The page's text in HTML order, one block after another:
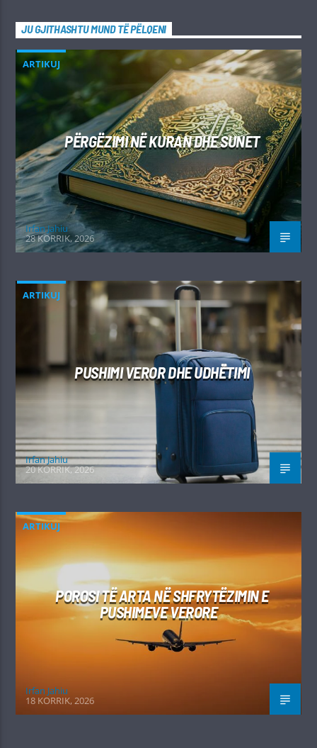
JU GJITHASHTU MUND TË PËLQENI
ARTIKUJ
PËRGËZIMI NË KURAN DHE SUNET
Irfan Jahiu
28 KORRIK, 2026
ARTIKUJ
PUSHIMI VEROR DHE UDHËTIMI
Irfan Jahiu
20 KORRIK, 2026
ARTIKUJ
POROSI TË ARTA NË SHFRYTËZIMIN E
PUSHIMEVE VERORE
Irfan Jahiu
18 KORRIK, 2026